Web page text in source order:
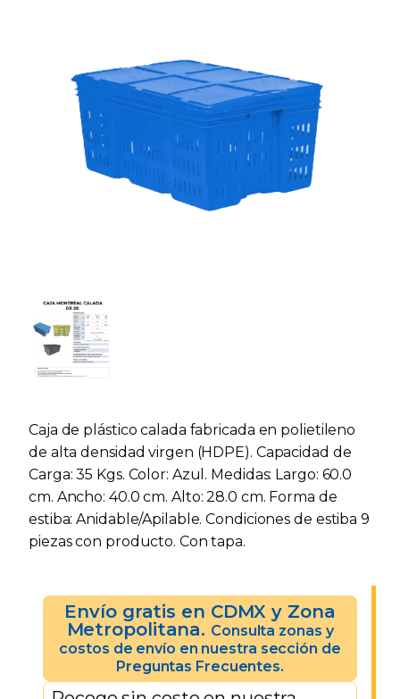
Caja de plástico calada fabricada en polietileno
de alta densidad virgen (HDPE). Capacidad de
Carga: 35 Kgs. Color: Azul. Medidas: Largo: 60.0
cm. Ancho: 40.0 cm. Alto: 28.0 cm. Forma de
estiba: Anidable/Apilable. Condiciones de estiba 9
piezas con producto. Con tapa.
Envío gratis en CDMX y Zona
Metropolitana. Consulta zonas y
costos de envío en nuestra sección de
Preguntas Frecuentes.